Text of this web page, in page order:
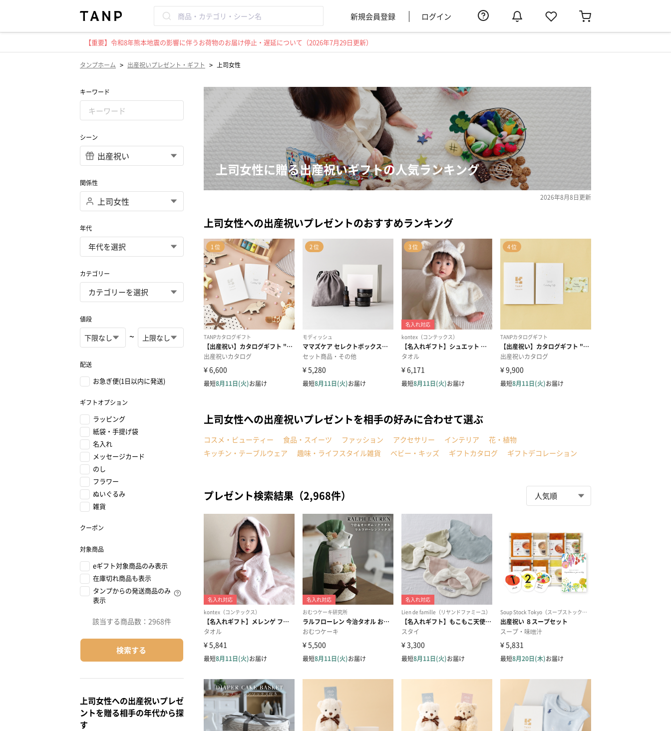
新規会員登録 ログイン
【重要】令和8年熊本地震の影響に伴うお荷物のお届け停止・遅延について（2026年7月29日更新）
タンプホーム > 出産祝いプレゼント・ギフト > 上司女性
キーワード
シーン
関係性
年代
カテゴリー
値段
~
配送
お急ぎ便(1日以内に発送)
ギフトオプション
ラッピング
紙袋・手提げ袋
名入れ
メッセージカード
のし
フラワー
ぬいぐるみ
雑貨
クーポン
対象商品
eギフト対象商品のみ表示
在庫切れ商品も表示
タンプからの発送商品のみ
表示
該当する商品数： 2968件
検索する
上司女性への出産祝いプレゼ
ントを贈る相手の年代から探
す
上司女性に贈る出産祝いギフトの人気ランキング
2026年8月8日更新
上司女性への出産祝いプレゼントのおすすめランキング
上司女性への出産祝いプレゼントを相手の好みに合わせて選ぶ
コスメ・ビューティー 食品・スイーツ ファッション アクセサリー インテリア
花・植物
キッチン・テーブルウェア
趣味・ライフスタイル雑貨 ベビー・キッズ ギフトカタログ ギフトデコレーション
プレゼント検索結果（2,968件）